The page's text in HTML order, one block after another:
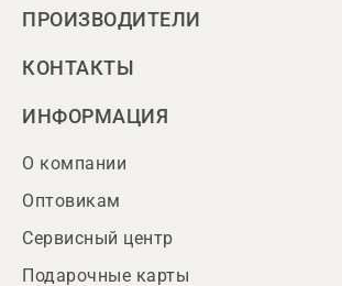
ПРОИЗВОДИТЕЛИ
КОНТАКТЫ
ИНФОРМАЦИЯ
О компании
Оптовикам
Сервисный центр
Подарочные карты